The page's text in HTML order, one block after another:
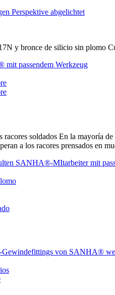
y bronce de silicio sin plomo
soldados En la mayoría
a los racores prensados en